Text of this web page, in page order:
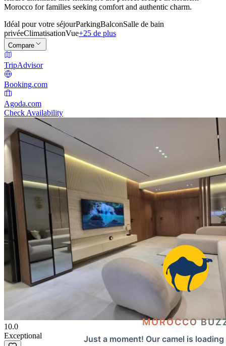
MOROCCO
Just a moment! Our camel is
Morocco for families seeking comfort and authentic charm.
Idéal pour votre séjourParkingBalconSalle de bain
privéeClimatisationVue+25 de plus
Compare
TripAdvisor
Booking.com
Agoda.com
Check Availability
10.0
Exceptional